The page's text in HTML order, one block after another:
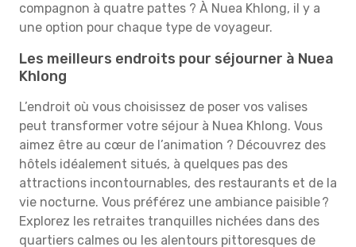
compagnon à quatre pattes ? À Nuea Khlong, il y a
une option pour chaque type de voyageur.
Les meilleurs endroits pour séjourner à Nuea
Khlong
L’endroit où vous choisissez de poser vos valises
peut transformer votre séjour à Nuea Khlong. Vous
aimez être au cœur de l’animation ? Découvrez des
hôtels idéalement situés, à quelques pas des
attractions incontournables, des restaurants et de la
vie nocturne. Vous préférez une ambiance paisible ?
Explorez les retraites tranquilles nichées dans des
quartiers calmes ou les alentours pittoresques de